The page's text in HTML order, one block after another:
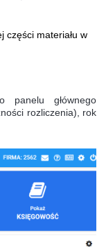
części materiału w
panelu głównego
rozliczenia), rok